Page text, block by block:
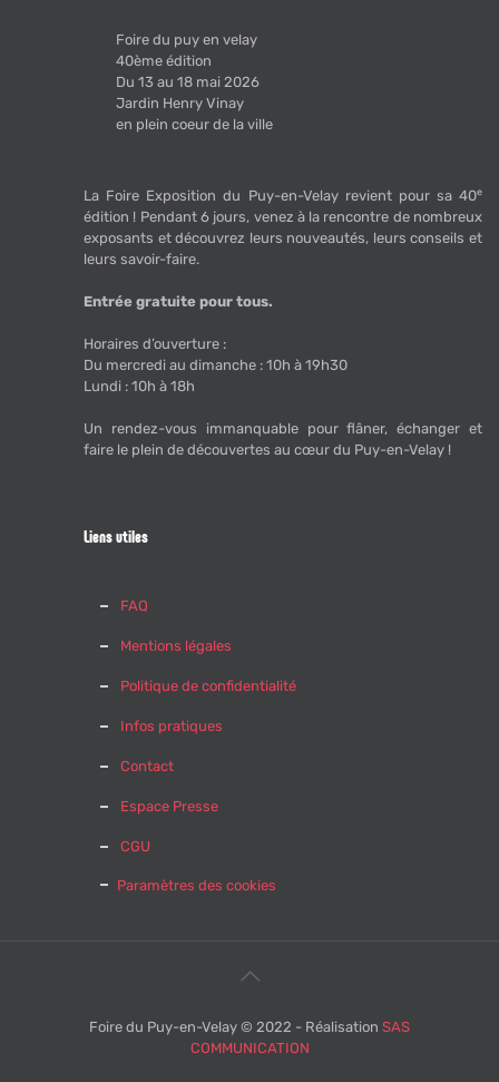
Foire du puy en velay
40ème édition
Du 13 au 18 mai 2026
Jardin Henry Vinay
en plein coeur de la ville
La Foire Exposition du Puy-en-Velay revient pour sa 40ᵉ
édition ! Pendant 6 jours, venez à la rencontre de nombreux
exposants et découvrez leurs nouveautés, leurs conseils et
leurs savoir-faire.
Entrée gratuite pour tous.
Horaires d’ouverture :
Du mercredi au dimanche : 10h à 19h30
Lundi : 10h à 18h
Un rendez-vous immanquable pour flâner, échanger et
faire le plein de découvertes au cœur du Puy-en-Velay !
Liens utiles
FAQ
Mentions légales
Politique de confidentialité
Infos pratiques
Contact
Espace Presse
CGU
Paramètres des cookies
Foire du Puy-en-Velay © 2022 - Réalisation SAS
COMMUNICATION